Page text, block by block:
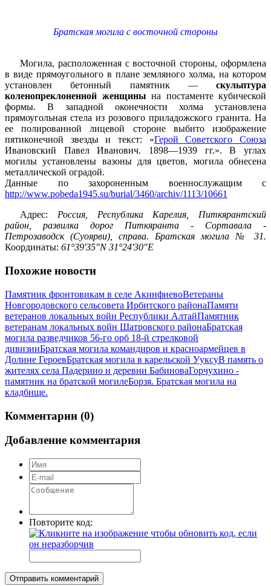
Братская могила с восточной стороны
Могила, расположенная с восточной стороны, оформлена
в виде прямоугольного в плане земляного холма, на котором
установлен бетонный памятник — скульптура
коленопреклоненной женщины на постаменте кубической
формы. В западной оконечности холма установлена
прямоугольная стела из розового приладожского гранита. На
ее полированной лицевой стороне выбито изображение
пятиконечной звезды и текст: «Герой Советского Союза
Ивановский Павел Иванович. 1898—1939 гг.». В углах
могилы установлены вазоны для цветов, могила обнесена
металлической оградой.
Данные по захороненным военнослужащим с
http://www.pobeda1945.su/burial/3460/archiv/1113/10661
Адрес: Россия, Республика Карелия, Питкярантский
район, развилка дорог Питкяранта - Сортавала -
Петрозаводск (Суоярви), справа. Братская могила № 31.
Координаты: 61°39'35"N 31°24'30"E
Похожие новости
Памятник фронтовикам в селе АкинфиевоВетераны
Новгородовского сельсовета Ирбитского районаПамяти
ветеранов локальных войн Республики АлтайПамятник
ветеранам локальных войн Шатровского районаБратская
могила разведчиков 56-го орб 18-й стрелковой
дивизииБратская могила командиров и красноармейцев в
Долине ГероевБратская могила в карельской УуксуВ память о
жителях села Падерино и деревни БабиноваГорчухино -
памятник на братской могилеБорзя. Братская могила на
кладбище.
Комментарии (0)
Добавление комментария
Повторите код:
Отправить комментарий